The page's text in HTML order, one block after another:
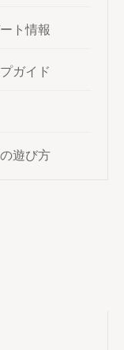
ト情報
ガイド
遊び方